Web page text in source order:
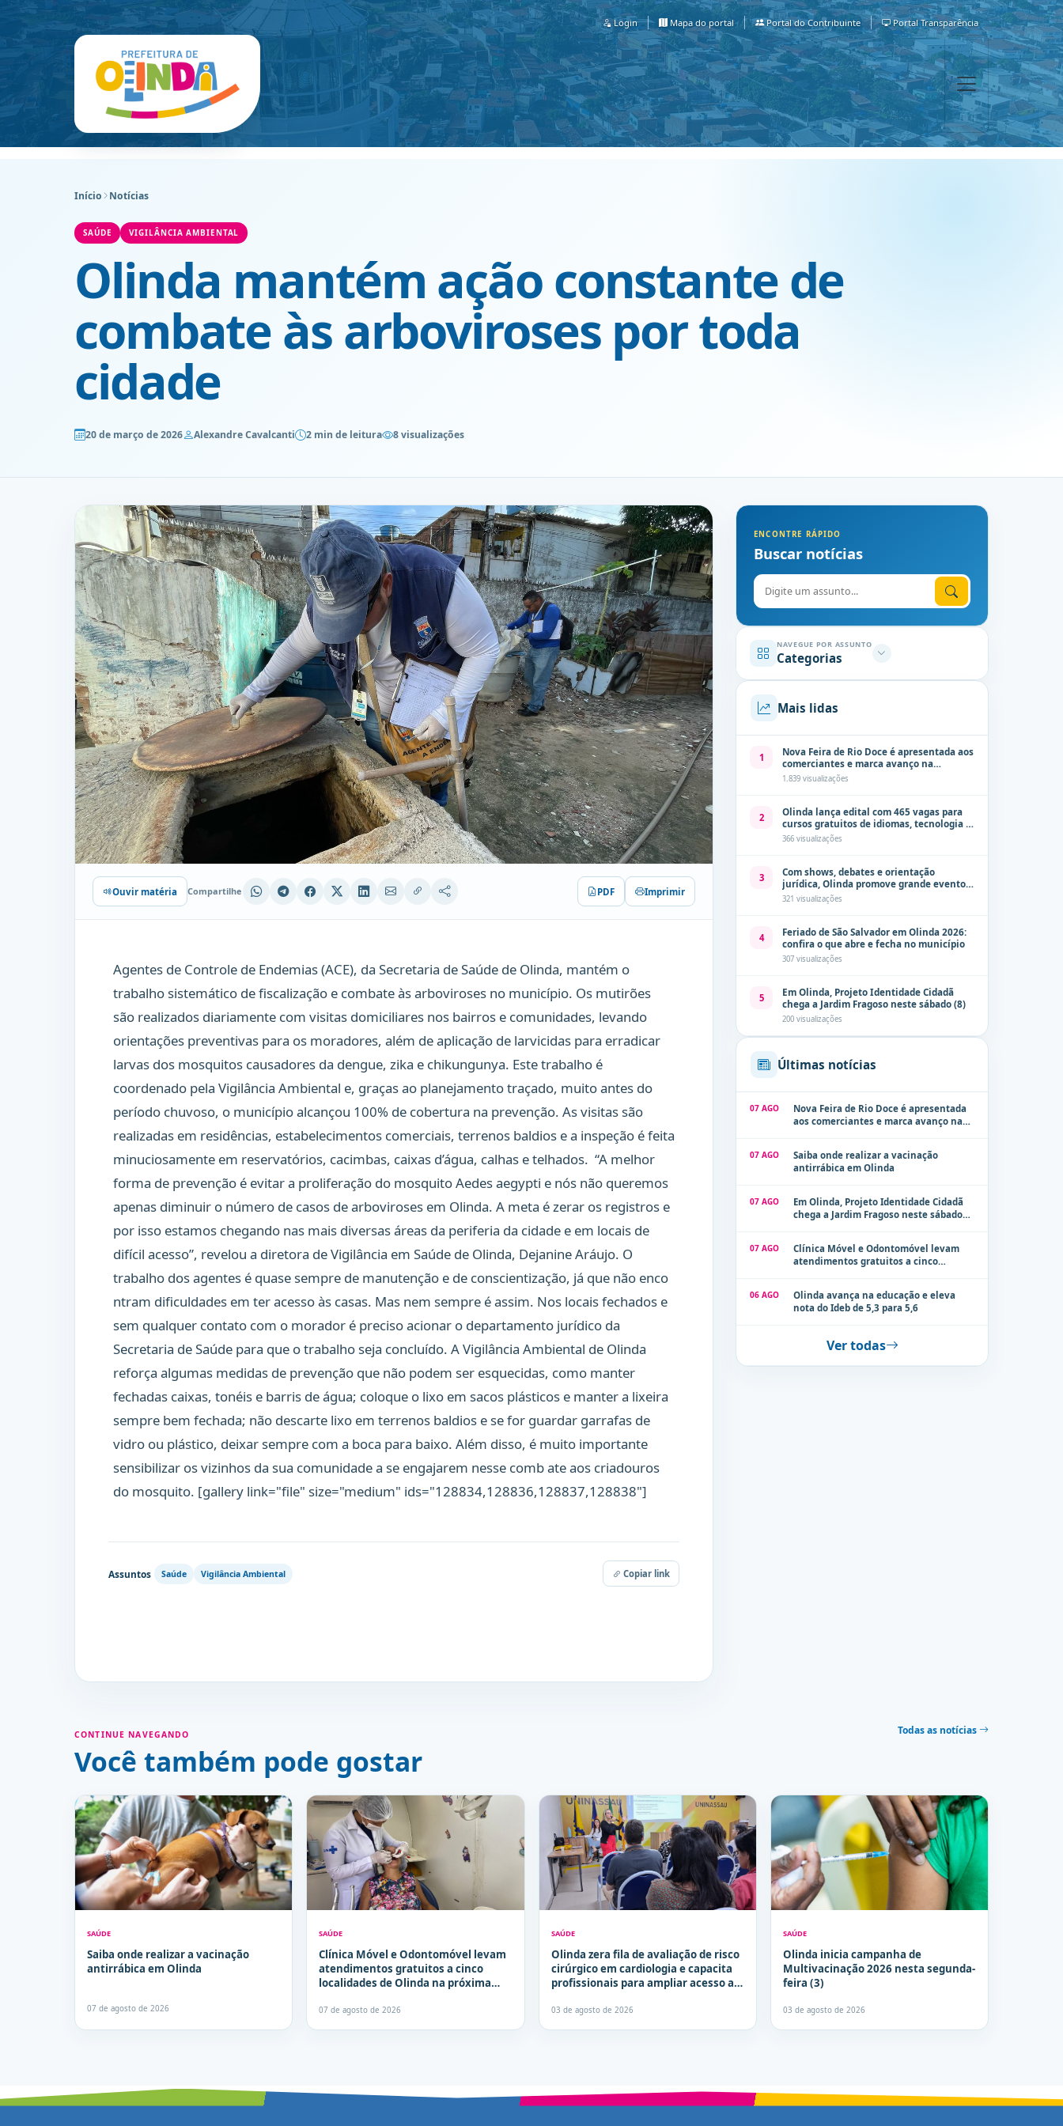
Login Mapa do portal Portal do Contribuinte Portal Transparência
Início Notícias
SAÚDE VIGILÂNCIA AMBIENTAL
Olinda mantém ação constante de
combate às arboviroses por toda
cidade
20 de março de 2026 Alexandre Cavalcanti 2 min de leitura 8 visualizações
Ouvir matéria Compartilhe PDF Imprimir
Agentes de Controle de Endemias (ACE), da Secretaria de Saúde de Olinda, mantém o
trabalho sistemático de fiscalização e combate às arboviroses no município. Os mutirões
são realizados diariamente com visitas domiciliares nos bairros e comunidades, levando
orientações preventivas para os moradores, além de aplicação de larvicidas para erradicar
larvas dos mosquitos causadores da dengue, zika e chikungunya. Este trabalho é
coordenado pela Vigilância Ambiental e, graças ao planejamento traçado, muito antes do
período chuvoso, o município alcançou 100% de cobertura na prevenção. As visitas são
realizadas em residências, estabelecimentos comerciais, terrenos baldios e a inspeção é feita
minuciosamente em reservatórios, cacimbas, caixas d’água, calhas e telhados. “A melhor
forma de prevenção é evitar a proliferação do mosquito Aedes aegypti e nós não queremos
apenas diminuir o número de casos de arboviroses em Olinda. A meta é zerar os registros e
por isso estamos chegando nas mais diversas áreas da periferia da cidade e em locais de
difícil acesso”, revelou a diretora de Vigilância em Saúde de Olinda, Dejanine Aráujo. O
trabalho dos agentes é quase sempre de manutenção e de conscientização, já que não enco
ntram dificuldades em ter acesso às casas. Mas nem sempre é assim. Nos locais fechados e
sem qualquer contato com o morador é preciso acionar o departamento jurídico da
Secretaria de Saúde para que o trabalho seja concluído. A Vigilância Ambiental de Olinda
reforça algumas medidas de prevenção que não podem ser esquecidas, como manter
fechadas caixas, tonéis e barris de água; coloque o lixo em sacos plásticos e manter a lixeira
sempre bem fechada; não descarte lixo em terrenos baldios e se for guardar garrafas de
vidro ou plástico, deixar sempre com a boca para baixo. Além disso, é muito importante
sensibilizar os vizinhos da sua comunidade a se engajarem nesse comb ate aos criadouros
do mosquito. [gallery link="file" size="medium" ids="128834,128836,128837,128838"]
Assuntos Saúde Vigilância Ambiental Copiar link
ENCONTRE RÁPIDO
Buscar notícias
Digite o assunto
NAVEGUE POR ASSUNTO
Categorias
Mais lidas
1
Nova Feira de Rio Doce é apresentada aos
comerciantes e marca avanço na
modernização dos espaços públicos de
1.839 visualizações
2
Olinda lança edital com 465 vagas para
cursos gratuitos de idiomas, tecnologia e
comunicação
366 visualizações
3
Com shows, debates e orientação
jurídica, Olinda promove grande evento
de combate à violência contra a mulher
neste sábado (8)
321 visualizações
4
Feriado de São Salvador em Olinda 2026:
confira o que abre e fecha no município
307 visualizações
5
Em Olinda, Projeto Identidade Cidadã
chega a Jardim Fragoso neste sábado (8)
200 visualizações
Últimas notícias
07 AGO
Nova Feira de Rio Doce é apresentada
aos comerciantes e marca avanço na
07 AGO
Saiba onde realizar a vacinação
antirrábica em Olinda
07 AGO
Em Olinda, Projeto Identidade Cidadã
chega a Jardim Fragoso neste sábado
07 AGO
Clínica Móvel e Odontomóvel levam
atendimentos gratuitos a cinco
06 AGO
Olinda avança na educação e eleva
nota do Ideb de 5,3 para 5,6
Ver todas
CONTINUE NAVEGANDO
Você também pode gostar
Todas as notícias
SAÚDE
Saiba onde realizar a vacinação
antirrábica em Olinda
07 de agosto de 2026
SAÚDE
Clínica Móvel e Odontomóvel levam
atendimentos gratuitos a cinco
localidades de Olinda na próxima
07 de agosto de 2026
SAÚDE
Olinda zera fila de avaliação de risco
cirúrgico em cardiologia e capacita
profissionais para ampliar acesso a
03 de agosto de 2026
SAÚDE
Olinda inicia campanha de
Multivacinação 2026 nesta segunda-
feira (3)
03 de agosto de 2026